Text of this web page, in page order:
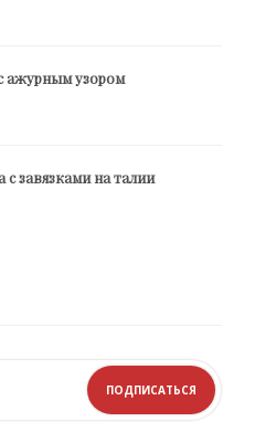
ажурным узором
с завязками на талии